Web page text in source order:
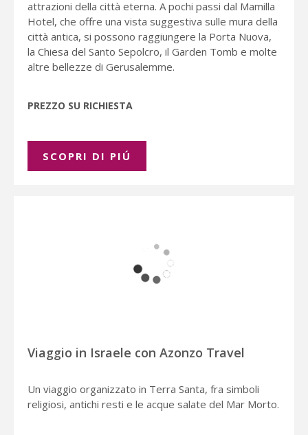
attrazioni della città eterna. A pochi passi dal Mamilla
Hotel, che offre una vista suggestiva sulle mura della
città antica, si possono raggiungere la Porta Nuova,
la Chiesa del Santo Sepolcro, il Garden Tomb e molte
altre bellezze di Gerusalemme.
PREZZO SU RICHIESTA
SCOPRI DI PIÚ
Viaggio in Israele con Azonzo Travel
Un viaggio organizzato in Terra Santa, fra simboli
religiosi, antichi resti e le acque salate del Mar Morto.